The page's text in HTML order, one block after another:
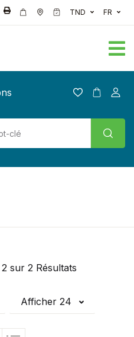
TND FR
sur 2 Résultats
Afficher 24